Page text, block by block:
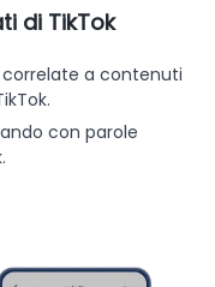
di TikTok
correlate a contenuti
con parole